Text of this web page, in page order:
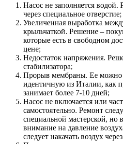
Насос не заполняется водой.
через специальное отверстие;
Увеличенная выработка
крыльчаткой. Решение –
которые есть в свободном
цене;
Недостаток напряжения.
стабилизатора;
Прорыв мембраны. Ее можно
идентичную из Италии, как
занимает более 7-10 дней;
Насос не включается или
самостоятельно. Ремонт
специальной мастерской, но
внимание на давление
следует накачать воздух